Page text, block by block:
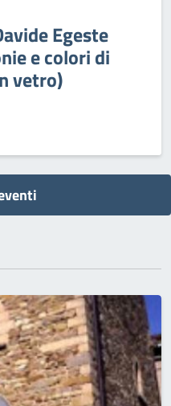
Egeste
e colori di
vetro)
(FOTOGRAFIE) E